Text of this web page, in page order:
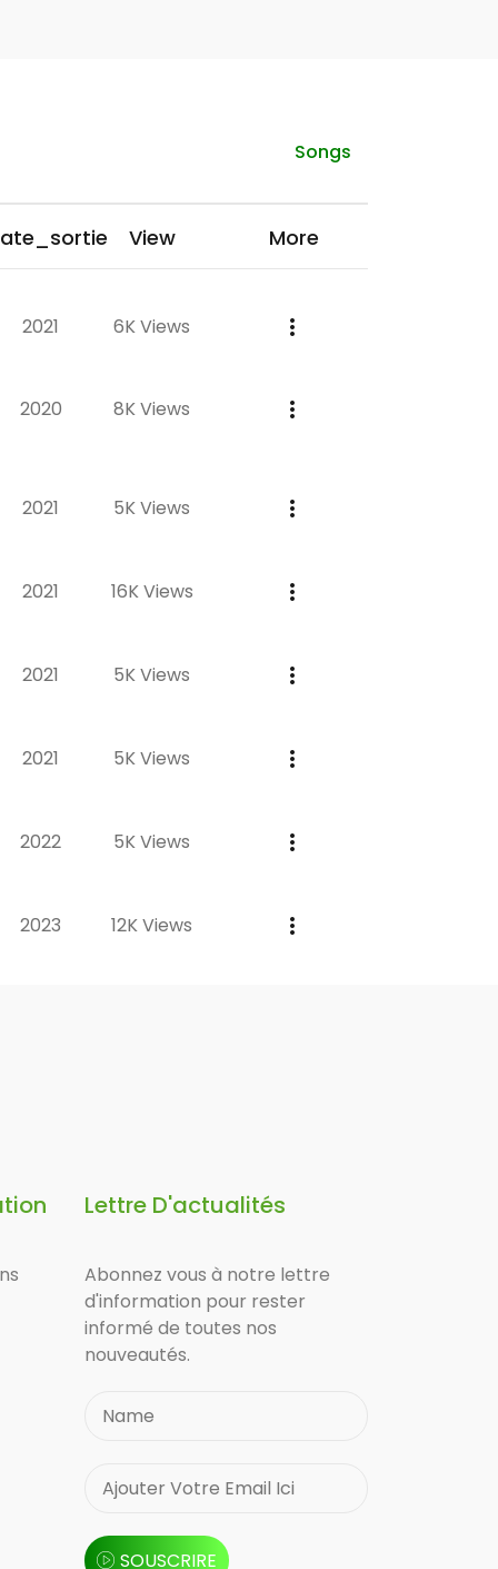
Songs
View More
2021 6K Views
2020 8K Views
2021 5K Views
2021 16K Views
2021 5K Views
2021 5K Views
2022 5K Views
2023 12K Views
Lettre D'actualités
Abonnez vous à notre lettre
d'information pour rester
informé de toutes nos
nouveautés.
SOUSCRIRE